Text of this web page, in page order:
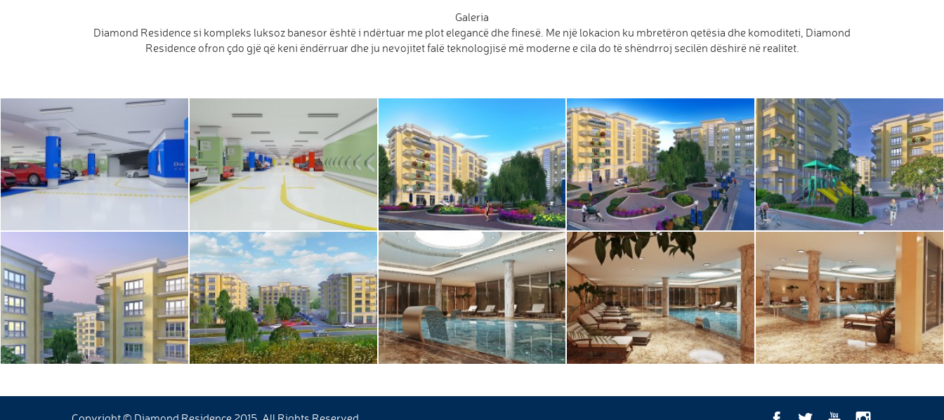
Galeria
Diamond Residence si kompleks luksoz banesor është i ndërtuar me plot elegancë dhe finesë. Me një lokacion ku mbretëron qetësia dhe komoditeti, Diamond
Residence ofron çdo gjë që keni ëndërruar dhe ju nevojitet falë teknologjisë më moderne e cila do të shëndrroj secilën dëshirë në realitet.